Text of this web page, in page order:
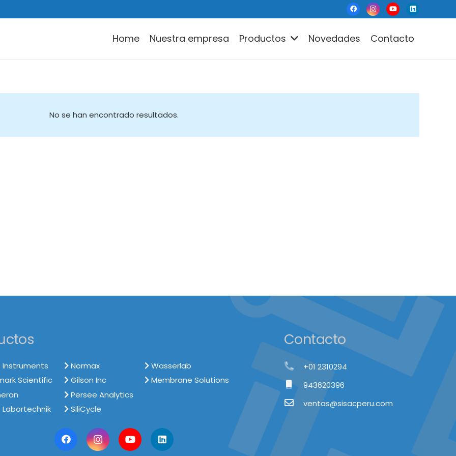
Home Nuestra empresa Productos Novedades Contacto
No se han encontrado resultados.
Instruments
Scientific
Labortechnik
Normax
Gilson Inc
Persee Analytics
SiliCycle
Wasserlab
Membrane Solutions
Contacto
+01 2310294
943620396
ventas@sisacperu.com